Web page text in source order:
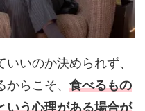
いのか決められず、
らこそ、 食べるもの
いう心理がある場合が